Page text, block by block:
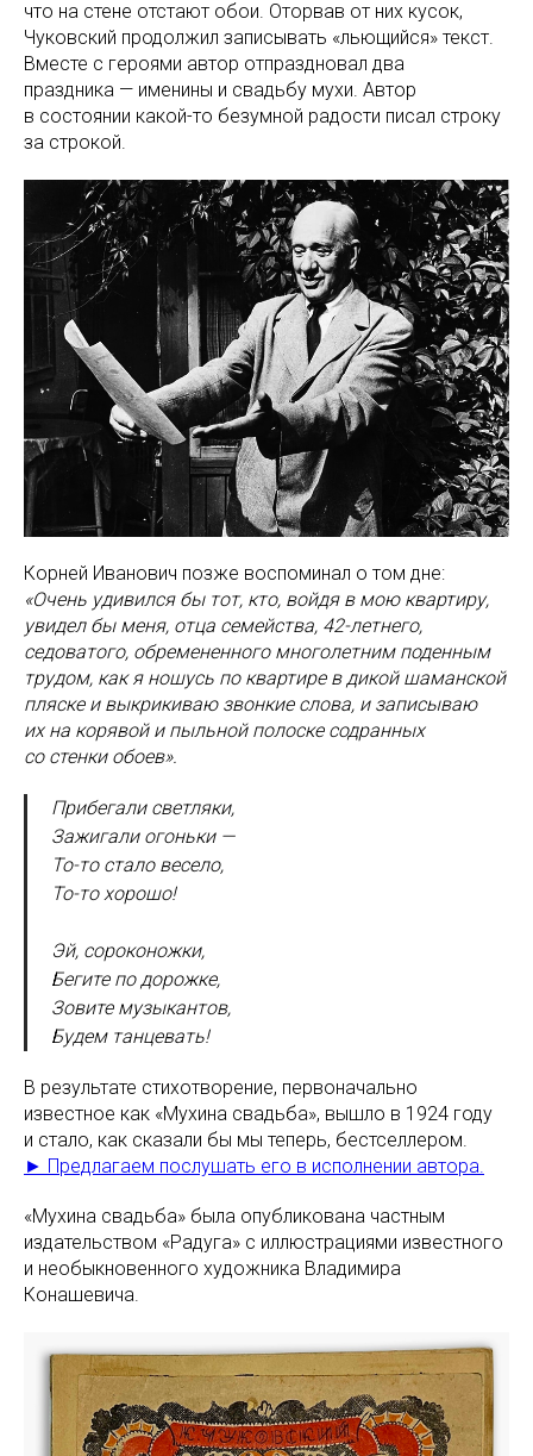
что на стене отстают обои. Оторвав от них кусок,
Чуковский продолжил записывать «льющийся» текст.
Вместе с героями автор отпраздновал два
праздника — именины и свадьбу мухи. Автор
в состоянии какой-то безумной радости писал строку
за строкой.
Корней Иванович позже воспоминал о том дне:
«Очень удивился бы тот, кто, войдя в мою квартиру,
увидел бы меня, отца семейства, 42-летнего,
седоватого, обремененного многолетним поденным
трудом, как я ношусь по квартире в дикой шаманской
пляске и выкрикиваю звонкие слова, и записываю
их на корявой и пыльной полоске содранных
со стенки обоев».
Прибегали светляки,
Зажигали огоньки —
То-то стало весело,
То-то хорошо!
Эй, сороконожки,
Бегите по дорожке,
Зовите музыкантов,
Будем танцевать!
В результате стихотворение, первоначально
известное как «Мухина свадьба», вышло в 1924 году
и стало, как сказали бы мы теперь, бестселлером.
► Предлагаем послушать его в исполнении автора.
«Мухина свадьба» была опубликована частным
издательством «Радуга» с иллюстрациями известного
и необыкновенного художника Владимира
Конашевича.